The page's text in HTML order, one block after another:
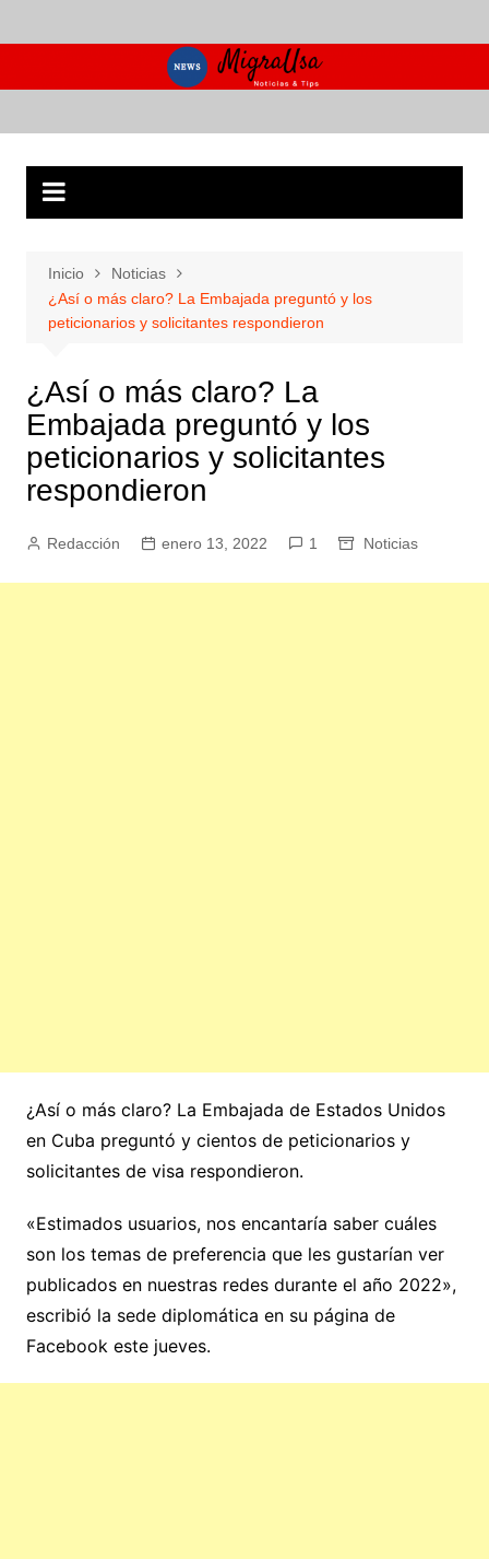
al
Inicio
Noticias
¿Así o más claro? La Embajada preguntó y los
peticionarios y solicitantes respondieron
¿Así o más claro? La
Embajada preguntó y los
peticionarios y solicitantes
respondieron
Redacción enero 13, 2022 1 Noticias
¿Así o más claro? La Embajada de Estados Unidos
en Cuba preguntó y cientos de peticionarios y
solicitantes de visa respondieron.
«Estimados usuarios, nos encantaría saber cuáles
son los temas de preferencia que les gustarían ver
publicados en nuestras redes durante el año 2022»,
escribió la sede diplomática en su página de
Facebook este jueves.